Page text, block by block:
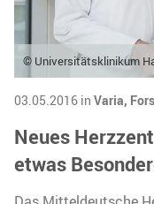
© Universitätsklinikum
03.05.2016 in Varia,
Neues
etwas